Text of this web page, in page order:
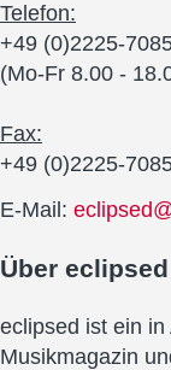
Telefon:
+49 (0)2225-
(Mo-Fr 8.00 -
Fax:
+49 (0)2225-
E-Mail:
Über eclipsed
eclipsed ist ein
Musikmagazin